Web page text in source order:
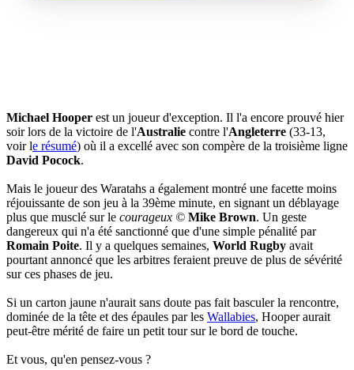
Michael Hooper est un joueur d'exception. Il l'a encore prouvé hier
soir lors de la victoire de l'Australie contre l'Angleterre (33-13,
voir le résumé) où il a excellé avec son compère de la troisième ligne
David Pocock.
Mais le joueur des Waratahs a également montré une facette moins
réjouissante de son jeu à la 39ème minute, en signant un déblayage
plus que musclé sur le courageux © Mike Brown. Un geste
dangereux qui n'a été sanctionné que d'une simple pénalité par
Romain Poite. Il y a quelques semaines, World Rugby avait
pourtant annoncé que les arbitres feraient preuve de plus de sévérité
sur ces phases de jeu.
Si un carton jaune n'aurait sans doute pas fait basculer la rencontre,
dominée de la tête et des épaules par les Wallabies, Hooper aurait
peut-être mérité de faire un petit tour sur le bord de touche.
Et vous, qu'en pensez-vous ?